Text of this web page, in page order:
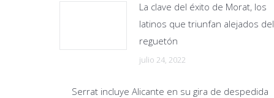
La clave del éxito de Morat, los
latinos que triunfan alejados del
reguetón
julio 24, 2022
Serrat incluye Alicante en su gira de despedida